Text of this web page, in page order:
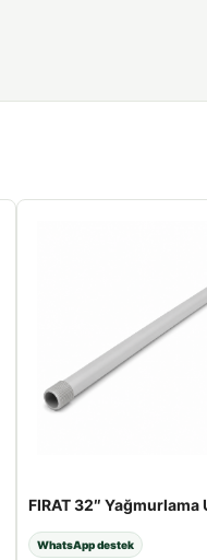
WhatsApp destek